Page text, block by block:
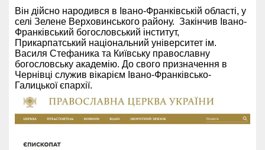
Він дійсно народився в Івано-Франківській області, у
селі Зелене Верховинського району. Закінчив Івано-
Франківський богословський інститут,
Прикарпатський національний університет ім.
Василя Стефаника та Київську православну
богословську академію. До свого призначення в
Чернівці служив вікарієм Івано-Франківсько-
Галицької єпархії.